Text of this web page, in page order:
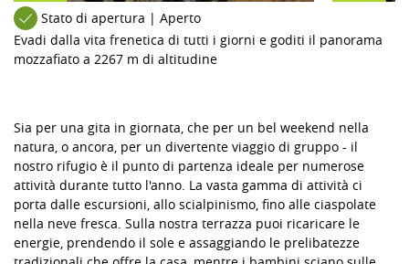
Stato di apertura | Aperto
Evadi dalla vita frenetica di tutti i giorni e goditi il ​​panorama
mozzafiato a 2267 m di altitudine
Sia per una gita in giornata, che per un bel weekend nella
natura, o ancora, per un divertente viaggio di gruppo - il
nostro rifugio è il punto di partenza ideale per numerose
attività durante tutto l'anno. La vasta gamma di attività ci
porta dalle escursioni, allo scialpinismo, fino alle ciaspolate
nella neve fresca. Sulla nostra terrazza puoi ricaricare le
energie, prendendo il sole e assaggiando le prelibatezze